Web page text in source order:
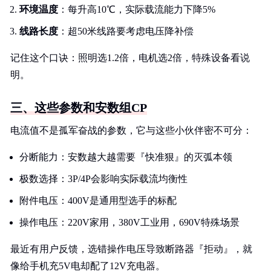
环境温度 ：每升高10℃，实际载流能力下降5%
线路长度 ：超50米线路要考虑电压降补偿
记住这个口诀：照明选1.2倍，电机选2倍，特殊设备看说
明。
三、这些参数和安数组CP
电流值不是孤军奋战的参数，它与这些小伙伴密不可分：
分断能力：安数越大越需要『快准狠』的灭弧本领
极数选择：3P/4P会影响实际载流均衡性
附件电压：400V是通用型选手的标配
操作电压：220V家用，380V工业用，690V特殊场景
最近有用户反馈，选错操作电压导致断路器『拒动』，就
像给手机充5V电却配了12V充电器。